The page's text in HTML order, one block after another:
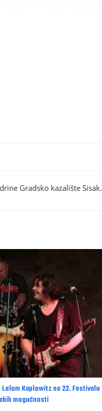
Gradsko kazalište Sisak.
Lelom Kaplowitz na 22. Festivalu
mogućnosti